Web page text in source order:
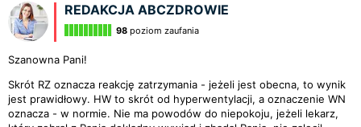
REDAKCJA ABCZDROWIE
98 poziom zaufania
Szanowna Pani!
Skrót RZ oznacza reakcję zatrzymania - jeżeli jest obecna, to wynik
jest prawidłowy. HW to skrót od hyperwentylacji, a oznaczenie WN
oznacza - w normie. Nie ma powodów do niepokoju, jeżeli lekarz,